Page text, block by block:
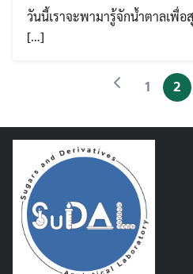
วันนี้เราจะพามารู้จักน้ำตาลเพื่
[…]
1 2